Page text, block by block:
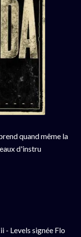
quand même la
d'instru
- Levels signée Flo